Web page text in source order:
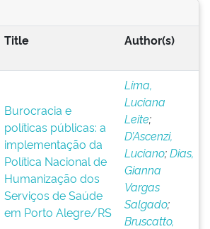
Title Author(s)
Burocracia e
políticas públicas: a
implementação da
Política Nacional de
Humanização dos
Serviços de Saúde
em Porto Alegre/RS
Lima,
Luciana
Leite;
D’Ascenzi,
Luciano;Dias,
Gianna
Vargas
Salgado;
Bruscatto,